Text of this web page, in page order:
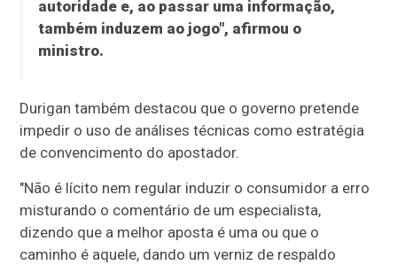
autoridade e, ao passar uma informação,
também induzem ao jogo", afirmou o
ministro.
Durigan também destacou que o governo pretende
impedir o uso de análises técnicas como estratégia
de convencimento do apostador.
"Não é lícito nem regular induzir o consumidor a erro
misturando o comentário de um especialista,
dizendo que a melhor aposta é uma ou que o
caminho é aquele, dando um verniz de respaldo